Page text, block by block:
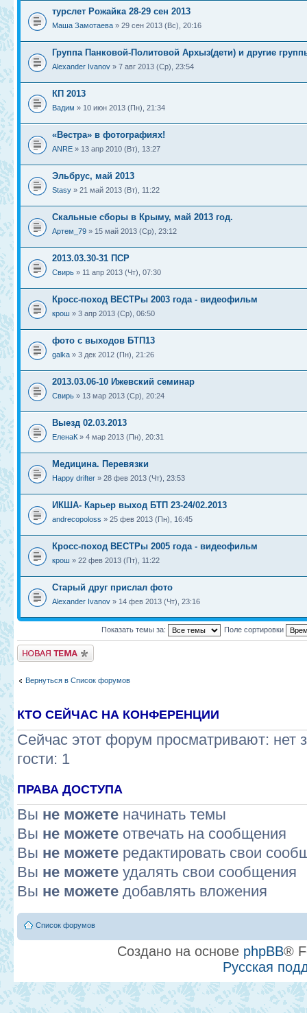
турслет Рожайка 28-29 сен 2013
Маша Замотаева » 29 сен 2013 (Вс), 20:16
Группа Панковой-Политовой Архыз(дети) и другие
Alexander Ivanov » 7 авг 2013 (Ср), 23:54
КП 2013
Вадим » 10 июн 2013 (Пн), 21:34
«Вестра» в фотографиях!
ANRE » 13 апр 2010 (Вт), 13:27
Эльбрус, май 2013
Stasy » 21 май 2013 (Вт), 11:22
Скальные сборы в Крыму, май 2013 год.
Артем_79 » 15 май 2013 (Ср), 23:12
2013.03.30-31 ПСР
Свирь » 11 апр 2013 (Чт), 07:30
Кросс-поход ВЕСТРы 2003 года - видеофильм
крош » 3 апр 2013 (Ср), 06:50
фото с выходов БТП13
galka » 3 дек 2012 (Пн), 21:26
2013.03.06-10 Ижевский семинар
Свирь » 13 мар 2013 (Ср), 20:24
Выезд 02.03.2013
ЕленаК » 4 мар 2013 (Пн), 20:31
Медицина. Перевязки
Happy drifter » 28 фев 2013 (Чт), 23:53
ИКША- Карьер выход БТП 23-24/02.2013
andrecopoloss » 25 фев 2013 (Пн), 16:45
Кросс-поход ВЕСТРы 2005 года - видеофильм
крош » 22 фев 2013 (Пт), 11:22
Старый друг прислал фото
Alexander Ivanov » 14 фев 2013 (Чт), 23:16
Показать темы за: Поле сортировки
Новая тема
Вернуться в Список форумов
КТО СЕЙЧАС НА КОНФЕРЕНЦИИ
Сейчас этот форум просматривают: нет
гости: 1
ПРАВА ДОСТУПА
Вы не можете начинать темы
Вы не можете отвечать на сообщения
Вы не можете редактировать свои
Вы не можете удалять свои сообщения
Вы не можете добавлять вложения
Список форумов
Создано на основе phpBB®
Русская